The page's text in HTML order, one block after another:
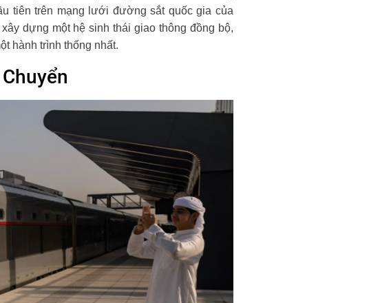
tiên trên mạng lưới đường sắt quốc gia của
dựng một hệ sinh thái giao thông đồng bộ,
hành trình thống nhất.